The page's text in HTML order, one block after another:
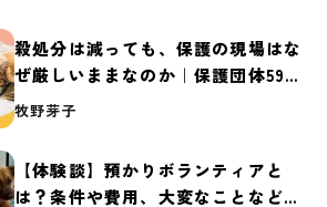
殺処分は減っても、保護の現場はな
ぜ厳しいままなのか｜保護団体59団
体の実態調査【保護犬・保護猫白書
牧野芽子
【体験談】預かりボランティアと
は？条件や費用、大変なことなど紹